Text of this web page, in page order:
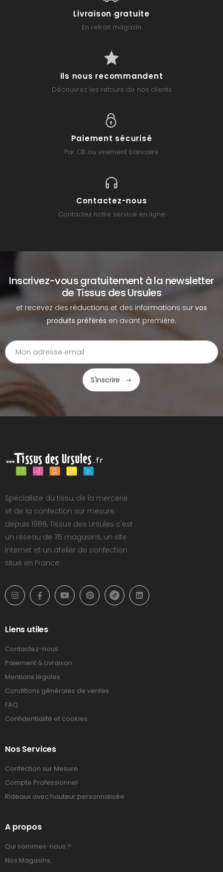
Livraison gratuite
En retrait magasin
Ils nous recommandent
Découvrez les retours de nos clients
Paiement sécurisé
Par CB ou virement bancaire
Contactez-nous
Contactez notre service en ligne
Inscrivez-vous gratuitement à la newsletter
de Tissus des Ursules
et recevez des réductions et des informations sur vos
produits préférés en avant première.
S'inscrire
Spécialiste du tissu, de la mercerie
et de la confection sur mesure
depuis 1986, Tissus des Ursules c'est
un réseau de 75 magasins, un site
Internet et un atelier de confection
situé en France.
Liens utiles
Contactez-nous
Paiement & Livraison
Mentions légales
Conditions générales de ventes
FAQ
Confidentialité et cookies
Nos Services
Confection sur Mesure
Compte Professionnel
Rideaux avec hauteur personnalisée
A propos
Qui sommes-nous ?
Nos Magasins